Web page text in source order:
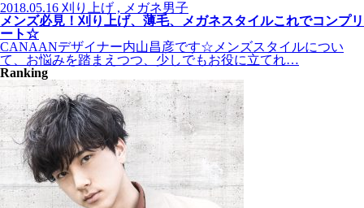
2018.05.16 刈り上げ , メガネ男子
メンズ必見！刈り上げ、薄毛、メガネスタイルこれでコンプリ
ート☆
CANAANデザイナー内山昌彦です☆メンズスタイルについ
て、お悩みを踏まえつつ、少しでもお役に立てれ…
Ranking